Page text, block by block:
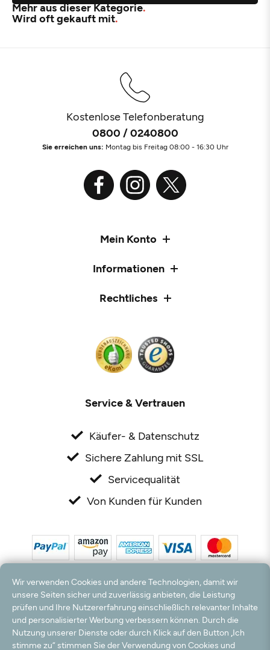
Mehr aus dieser Kategorie
Wird oft gekauft mit
Kostenlose Telefonberatung
0800 / 0240800
Sie erreichen uns: Montag bis Freitag 08:00 - 16:30 Uhr
Mein Konto
Informationen
Rechtliches
Service & Vertrauen
Käufer- & Datenschutz
Sichere Zahlung mit SSL
Servicequalität
Von Kunden für Kunden
*Alle Preise inkl. MwSt. und zzgl. Versandkosten. **Kostenloser Versand und Rückversand
Hinweis:
Wir nutzen Ihre E-Mail Adresse für werbliche Zwecke, die jederzeit widerrufen
Wir verwenden Cookies und andere Technologien, damit wir
unsere Seiten sicher und zuverlässig anbieten, die Leistung
prüfen und Ihre Nutzererfahrung einschließlich relevanter Inhalte
und personalisierter Werbung verbessern können. Durch die
Nutzung unserer Dienste oder durch Klick auf den Button „Ich
stimme zu“ stimmen Sie der Verwendung von Cookies und